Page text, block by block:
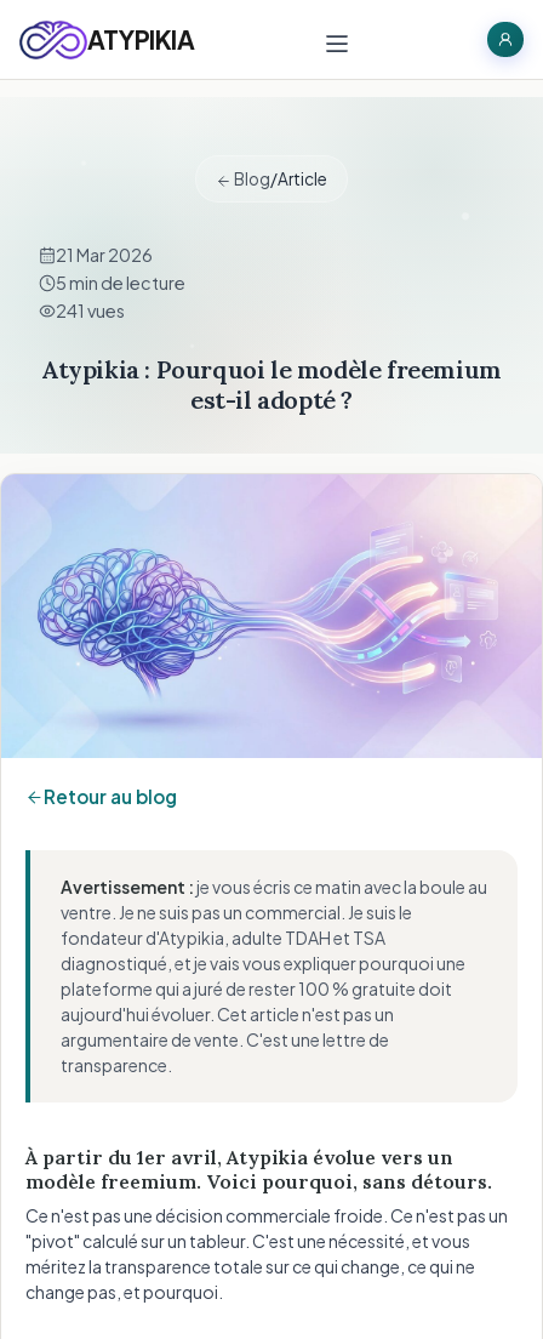
ATYPIKIA
Blog/Article
21 Mar 2026
5 min de lecture
241 vues
Atypikia : Pourquoi le modèle freemium
est-il adopté ?
Retour au blog
Avertissement :je vous écris ce matin avec la boule au
ventre. Je ne suis pas un commercial. Je suis le
fondateur d'Atypikia, adulte TDAH et TSA
diagnostiqué, et je vais vous expliquer pourquoi une
plateforme qui a juré de rester 100 % gratuite doit
aujourd'hui évoluer. Cet article n'est pas un
argumentaire de vente. C'est une lettre de
transparence.
À partir du 1er avril, Atypikia évolue vers un
modèle freemium. Voici pourquoi, sans détours.
Ce n'est pas une décision commerciale froide. Ce n'est pas un
"pivot" calculé sur un tableur. C'est une nécessité, et vous
méritez la transparence totale sur ce qui change, ce qui ne
change pas, et pourquoi.